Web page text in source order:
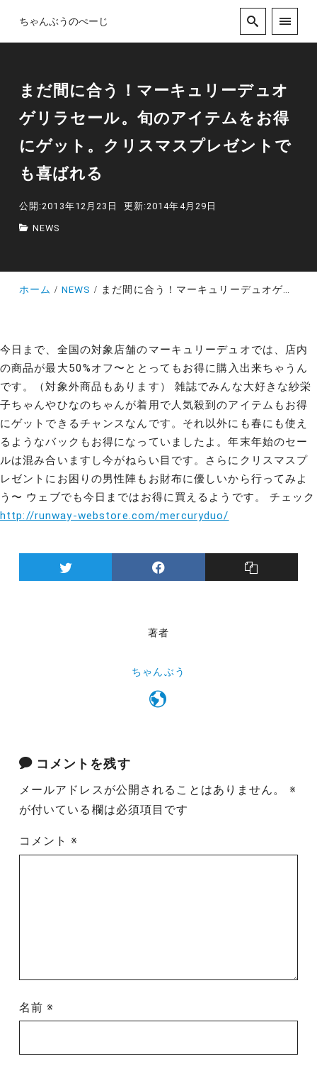
ちゃんぶうのぺーじ
まだ間に合う！マーキュリーデュオ
ゲリラセール。旬のアイテムをお得
にゲット。クリスマスプレゼントで
も喜ばれる
公開:2013年12月23日 更新:2014年4月29日
NEWS
ホーム NEWS まだ間に合う！マーキュリーデュオゲリラセール。旬のアイテムをお得にゲット。クリスマスプレゼントでも喜ばれる
今日まで、全国の対象店舗のマーキュリーデュオでは、店内
の商品が最大50%オフ〜ととってもお得に購入出来ちゃうん
です。（対象外商品もあります） 雑誌でみんな大好きな紗栄
子ちゃんやひなのちゃんが着用で人気殺到のアイテムもお得
にゲットできるチャンスなんです。それ以外にも春にも使え
るようなバックもお得になっていましたよ。年末年始のセー
ルは混み合いますし今がねらい目です。さらにクリスマスプ
レゼントにお困りの男性陣もお財布に優しいから行ってみよ
う〜 ウェブでも今日まではお得に買えるようです。 チェック
http://runway-webstore.com/mercuryduo/
著者
ちゃんぶう
コメントを残す
メールアドレスが公開されることはありません。
※
が付いている欄は必須項目です
コメント※
名前※